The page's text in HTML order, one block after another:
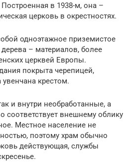
в 1938-м, она –
церковь в окрестностях.
одноэтажное приземистое
– материалов, более
церквей Европы.
покрыта черепицей,
крестом.
и внутри необработанные, а
соответствует внешнему облику
Местное население не
поэтому храм обычно
действующая, службы